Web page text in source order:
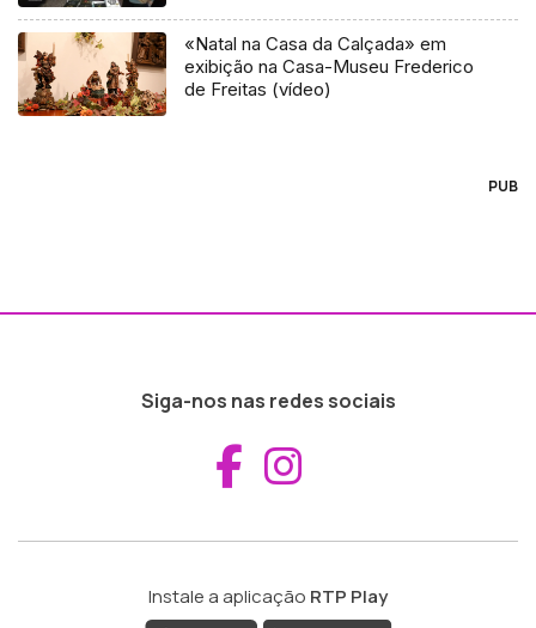
«Natal na Casa da Calçada» em
exibição na Casa-Museu Frederico
de Freitas (vídeo)
PUB
Siga-nos nas redes sociais
Aceder ao
Instale a aplicação RTP Play